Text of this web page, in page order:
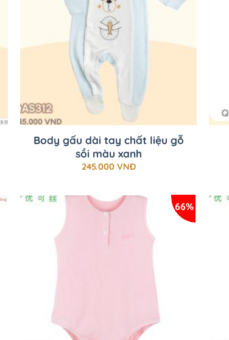
+
Body gấu dài tay chất liệu gỗ
sồi màu xanh
245.000 VNĐ
+
66%